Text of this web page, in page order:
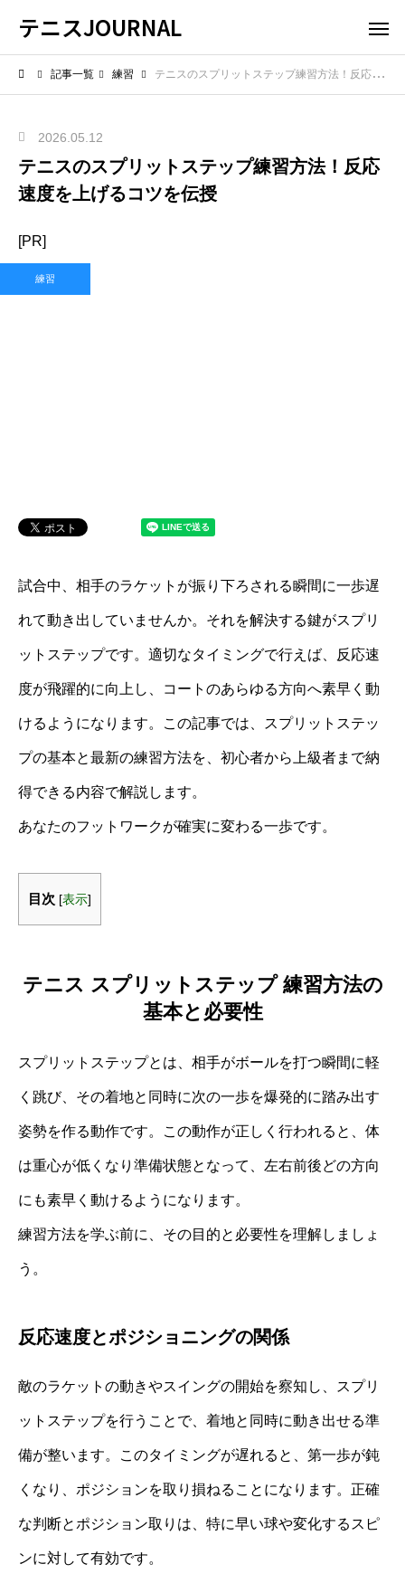
テニスJOURNAL
記事一覧 練習 テニスのスプリットステップ練習方法！反応速度を上げるコツを伝授
2026.05.12
テニスのスプリットステップ練習方法！反応
速度を上げるコツを伝授
[PR]
練習
試合中、相手のラケットが振り下ろされる瞬間に一歩遅
れて動き出していませんか。それを解決する鍵がスプリ
ットステップです。適切なタイミングで行えば、反応速
度が飛躍的に向上し、コートのあらゆる方向へ素早く動
けるようになります。この記事では、スプリットステッ
プの基本と最新の練習方法を、初心者から上級者まで納
得できる内容で解説します。
あなたのフットワークが確実に変わる一歩です。
目次 [表示]
テニス スプリットステップ 練習方法の
基本と必要性
スプリットステップとは、相手がボールを打つ瞬間に軽
く跳び、その着地と同時に次の一歩を爆発的に踏み出す
姿勢を作る動作です。この動作が正しく行われると、体
は重心が低くなり準備状態となって、左右前後どの方向
にも素早く動けるようになります。
練習方法を学ぶ前に、その目的と必要性を理解しましょ
う。
反応速度とポジショニングの関係
敵のラケットの動きやスイングの開始を察知し、スプリ
ットステップを行うことで、着地と同時に動き出せる準
備が整います。このタイミングが遅れると、第一歩が鈍
くなり、ポジションを取り損ねることになります。正確
な判断とポジション取りは、特に早い球や変化するスピ
ンに対して有効です。